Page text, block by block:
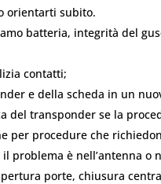
orientarti subito.
batteria, integrità del
contatti;
e della scheda in un
del transponder se la
per procedure che
problema è nell’antenna o
porte, chiusura